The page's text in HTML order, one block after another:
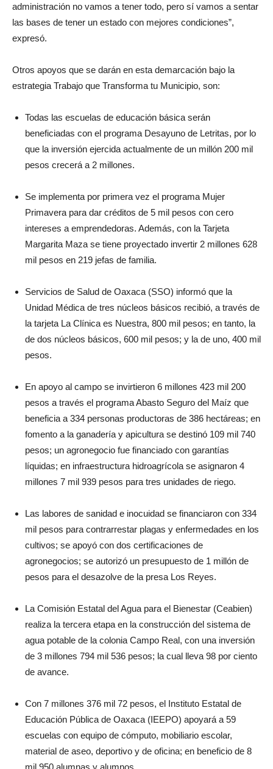
administración no vamos a tener todo, pero sí vamos a sentar
las bases de tener un estado con mejores condiciones”,
expresó.
Otros apoyos que se darán en esta demarcación bajo la
estrategia Trabajo que Transforma tu Municipio, son:
Todas las escuelas de educación básica serán
beneficiadas con el programa Desayuno de Letritas, por lo
que la inversión ejercida actualmente de un millón 200 mil
pesos crecerá a 2 millones.
Se implementa por primera vez el programa Mujer
Primavera para dar créditos de 5 mil pesos con cero
intereses a emprendedoras. Además, con la Tarjeta
Margarita Maza se tiene proyectado invertir 2 millones 628
mil pesos en 219 jefas de familia.
Servicios de Salud de Oaxaca (SSO) informó que la
Unidad Médica de tres núcleos básicos recibió, a través de
la tarjeta La Clínica es Nuestra, 800 mil pesos; en tanto, la
de dos núcleos básicos, 600 mil pesos; y la de uno, 400 mil
pesos.
En apoyo al campo se invirtieron 6 millones 423 mil 200
pesos a través el programa Abasto Seguro del Maíz que
beneficia a 334 personas productoras de 386 hectáreas; en
fomento a la ganadería y apicultura se destinó 109 mil 740
pesos; un agronegocio fue financiado con garantías
líquidas; en infraestructura hidroagrícola se asignaron 4
millones 7 mil 939 pesos para tres unidades de riego.
Las labores de sanidad e inocuidad se financiaron con 334
mil pesos para contrarrestar plagas y enfermedades en los
cultivos; se apoyó con dos certificaciones de
agronegocios; se autorizó un presupuesto de 1 millón de
pesos para el desazolve de la presa Los Reyes.
La Comisión Estatal del Agua para el Bienestar (Ceabien)
realiza la tercera etapa en la construcción del sistema de
agua potable de la colonia Campo Real, con una inversión
de 3 millones 794 mil 536 pesos; la cual lleva 98 por ciento
de avance.
Con 7 millones 376 mil 72 pesos, el Instituto Estatal de
Educación Pública de Oaxaca (IEEPO) apoyará a 59
escuelas con equipo de cómputo, mobiliario escolar,
material de aseo, deportivo y de oficina; en beneficio de 8
mil 950 alumnas y alumnos.